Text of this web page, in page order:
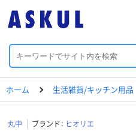
ホーム 生活雑貨/キッチン用品
丸中 ブランド： ヒオリエ